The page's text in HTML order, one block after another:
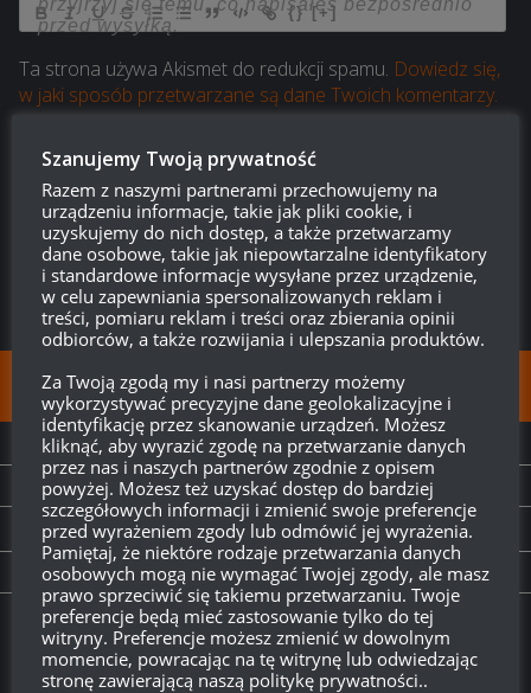
{} [+]
Ta strona używa Akismet do redukcji spamu. Dowiedz się,
w jaki sposób przetwarzane są dane Twoich komentarzy.
KOMENTARZ
FOLLOW:
NEXT STORY
Kilka informacji od deweloperów
PREVIOUS STORY
Nowe Japońskie i Niemieckie krążowniki
Twitch.tv - Zurugula
Szanujemy Twoją prywatność
Razem z naszymi partnerami przechowujemy na
urządzeniu informacje, takie jak pliki cookie, i
uzyskujemy do nich dostęp, a także przetwarzamy
dane osobowe, takie jak niepowtarzalne identyfikatory
i standardowe informacje wysyłane przez urządzenie,
w celu zapewniania spersonalizowanych reklam i
treści, pomiaru reklam i treści oraz zbierania opinii
odbiorców, a także rozwijania i ulepszania produktów.
Za Twoją zgodą my i nasi partnerzy możemy
wykorzystywać precyzyjne dane geolokalizacyjne i
identyfikację przez skanowanie urządzeń. Możesz
kliknąć, aby wyrazić zgodę na przetwarzanie danych
przez nas i naszych partnerów zgodnie z opisem
powyżej. Możesz też uzyskać dostęp do bardziej
szczegółowych informacji i zmienić swoje preferencje
przed wyrażeniem zgody lub odmówić jej wyrażenia.
Pamiętaj, że niektóre rodzaje przetwarzania danych
osobowych mogą nie wymagać Twojej zgody, ale masz
prawo sprzeciwić się takiemu przetwarzaniu. Twoje
preferencje będą mieć zastosowanie tylko do tej
witryny. Preferencje możesz zmienić w dowolnym
momencie, powracając na tę witrynę lub odwiedzając
stronę zawierającą naszą politykę prywatności..